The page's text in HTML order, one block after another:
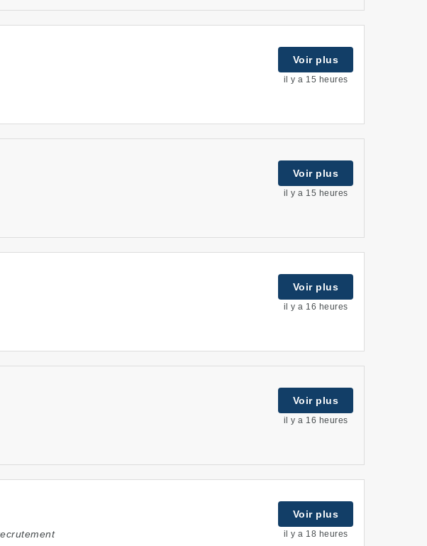
Voir plus
il y a 15 heures
Voir plus
il y a 15 heures
Voir plus
il y a 16 heures
Voir plus
il y a 16 heures
Voir plus
il y a 18 heures